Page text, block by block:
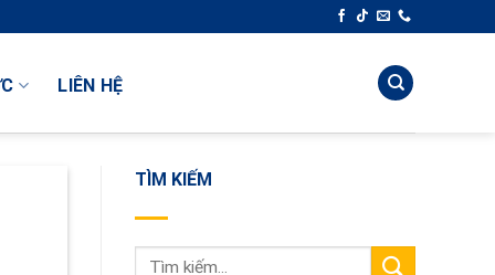
Chuyển Tiền Việt Trung | Cung Cấp Giải Pháp Toàn Diện Cho Thương Mại Việt -
LIÊN HỆ
TÌM KIẾM